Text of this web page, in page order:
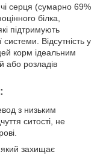
серця (сумарно 69%
білка,
підтримують
Відсутність у
корм ідеальним
або розладів
з низьким
ситості, не
захищає